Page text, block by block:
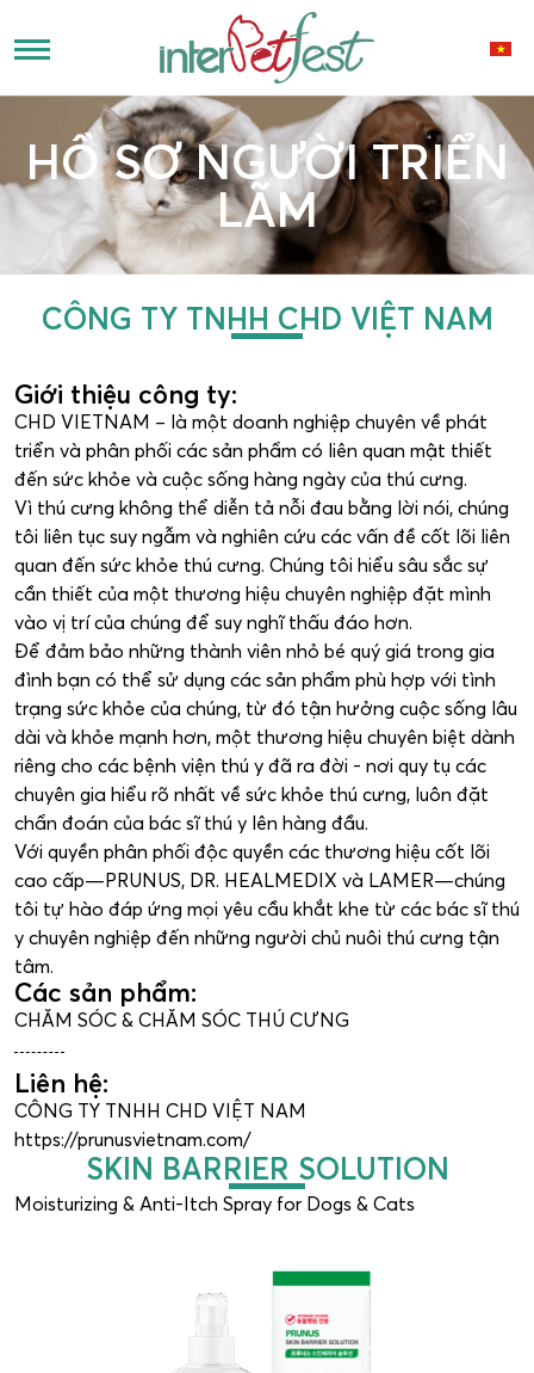
HỒ SƠ NGƯỜI TRIỂN
LÃM
CÔNG TY TNHH CHD VIỆT NAM
Giới thiệu công ty:
CHD VIETNAM – là một doanh nghiệp chuyên về phát
triển và phân phối các sản phẩm có liên quan mật thiết
đến sức khỏe và cuộc sống hàng ngày của thú cưng.
Vì thú cưng không thể diễn tả nỗi đau bằng lời nói, chúng
tôi liên tục suy ngẫm và nghiên cứu các vấn đề cốt lõi liên
quan đến sức khỏe thú cưng. Chúng tôi hiểu sâu sắc sự
cần thiết của một thương hiệu chuyên nghiệp đặt mình
vào vị trí của chúng để suy nghĩ thấu đáo hơn.
Để đảm bảo những thành viên nhỏ bé quý giá trong gia
đình bạn có thể sử dụng các sản phẩm phù hợp với tình
trạng sức khỏe của chúng, từ đó tận hưởng cuộc sống lâu
dài và khỏe mạnh hơn, một thương hiệu chuyên biệt dành
riêng cho các bệnh viện thú y đã ra đời - nơi quy tụ các
chuyên gia hiểu rõ nhất về sức khỏe thú cưng, luôn đặt
chẩn đoán của bác sĩ thú y lên hàng đầu.
Với quyền phân phối độc quyền các thương hiệu cốt lõi
cao cấp—PRUNUS, DR. HEALMEDIX và LAMER—chúng
tôi tự hào đáp ứng mọi yêu cầu khắt khe từ các bác sĩ thú
y chuyên nghiệp đến những người chủ nuôi thú cưng tận
tâm.
Các sản phẩm:
CHĂM SÓC & CHĂM SÓC THÚ CƯNG
Liên hệ:
CÔNG TY TNHH CHD VIỆT NAM
https://prunusvietnam.com/
SKIN BARRIER SOLUTION
Moisturizing & Anti-Itch Spray for Dogs & Cats